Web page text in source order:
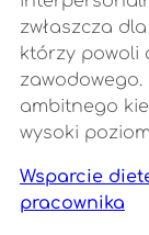
zwłaszcza
którzy powoli
zawodowego.
ambitnego
wysoki
Wsparcie
pracownika